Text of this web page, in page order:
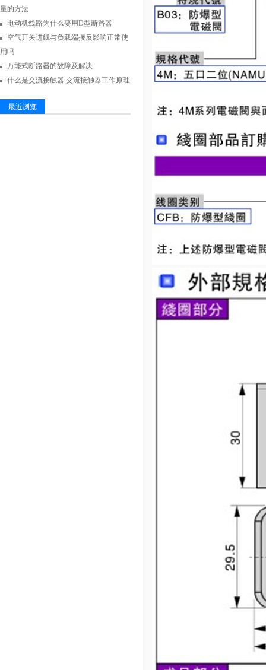
量的方法
电动机线路为什么要用D型断路器
空气开关进线与负载端接反影响正常使
用吗
万能式断路器的故障及解决
什么是交流接触器 交流接触器工作原理
最近浏览